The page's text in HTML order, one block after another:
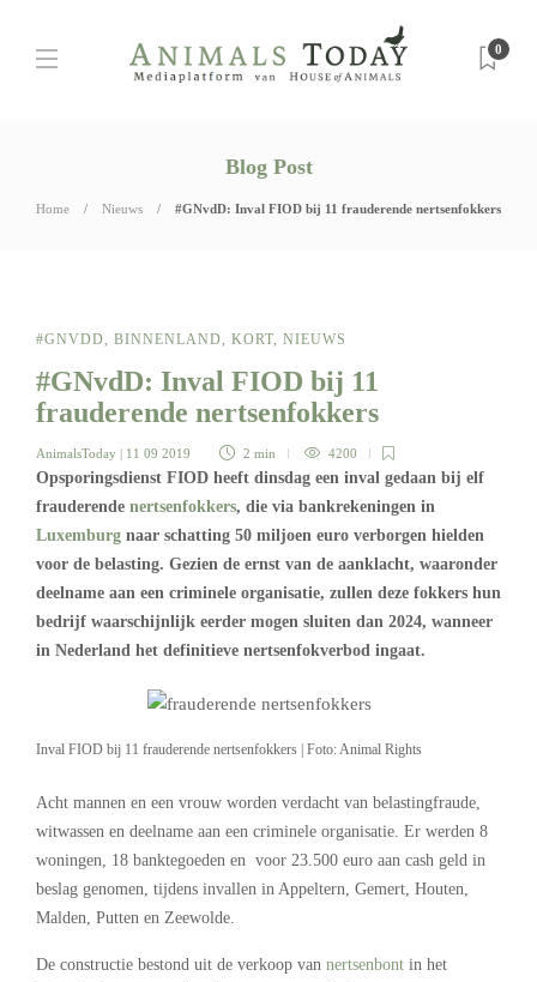
0
Blog Post
Home Nieuws #GNvdD: Inval FIOD bij 11 frauderende nertsenfokkers
#GNVDD, BINNENLAND, KORT, NIEUWS
#GNvdD: Inval FIOD bij 11
frauderende nertsenfokkers
AnimalsToday | 11 09 2019 2 min 4200
Opsporingsdienst FIOD heeft dinsdag een inval gedaan bij elf
frauderende nertsenfokkers, die via bankrekeningen in
Luxemburg naar schatting 50 miljoen euro verborgen hielden
voor de belasting. Gezien de ernst van de aanklacht, waaronder
deelname aan een criminele organisatie, zullen deze fokkers hun
bedrijf waarschijnlijk eerder mogen sluiten dan 2024, wanneer
in Nederland het definitieve nertsenfokverbod ingaat.
Inval FIOD bij 11 frauderende nertsenfokkers | Foto: Animal Rights
Acht mannen en een vrouw worden verdacht van belastingfraude,
witwassen en deelname aan een criminele organisatie. Er werden 8
woningen, 18 banktegoeden en voor 23.500 euro aan cash geld in
beslag genomen, tijdens invallen in Appeltern, Gemert, Houten,
Malden, Putten en Zeewolde.
De constructie bestond uit de verkoop van nertsenbont in het